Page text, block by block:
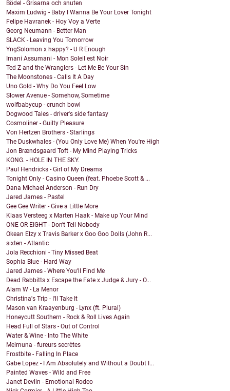
Bödel - Grisarna och snuten
Maxim Ludwig - Baby I Wanna Be Your Lover Tonight
Felipe Havranek - Hoy Voy a Verte
Georg Neumann - Better Man
SLACK - Leaving You Tomorrow
YngSolomon x happy? - U R Enough
Imani Assumani - Mon Soleil est Noir
Ted Z and the Wranglers - Let Me Be Your Sin
The Moonstones - Calls It A Day
Uno Gold - Why Do You Feel Low
Slower Avenue - Somehow, Sometime
wolfbabycup - crunch bowl
Dogwood Tales - driver's side fantasy
Cosmoliner - Guilty Pleasure
Von Hertzen Brothers - Starlings
The Duskwhales - (You Only Love Me) When You're High
Jon Brændsgaard Toft - My Mind Playing Tricks
KONG. - HOLE IN THE SKY.
Paul Hendricks - Girl of My Dreams
Tonight Only - Casino Queen (feat. Phoebe Scott & ...
Dana Michael Anderson - Run Dry
Jared James - Pastel
Gee Gee Writer - Give a Little More
Klaas Versteeg x Marten Haak - Make up Your Mind
ONE OR EIGHT - Don't Tell Nobody
Okean Elzy x Travis Barker x Goo Goo Dolls (John R...
sixten - Atlantic
Jola Recchioni - Tiny Missed Beat
Sophia Blue - Hard Way
Jared James - Where You'll Find Me
Dead Rabbitts x Escape the Fate x Judge & Jury - O...
Alam W - La Menor
Christina's Trip - I'll Take It
Mason van Kraayenburg - Lynx (ft. Plural)
Honeycutt Southern - Rock & Roll Lives Again
Head Full of Stars - Out of Control
Water & Wine - Into The White
Meimuna - fureurs secrètes
Frostbite - Falling In Place
Gabe Lopez - I Am Absolutely and Without a Doubt I...
Painted Waves - Wild and Free
Janet Devlin - Emotional Rodeo